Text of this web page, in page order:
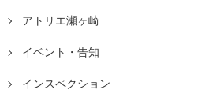
アトリエ瀬ヶ崎
イベント・告知
インスペクション